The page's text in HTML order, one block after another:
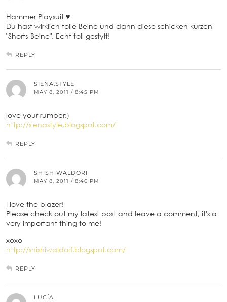
Hammer Playsuit ♥
Du hast wirklich tolle Beine und dann diese schicken kurzen
"Shorts-Beine". Echt toll gestylt!
REPLY
SIENA.STYLE
MAY 8, 2011 / 8:45 PM
love your rumper;)
http://sienastyle.blogspot.com/
REPLY
SHISHIWALDORF
MAY 8, 2011 / 8:46 PM
I love the blazer!
Please check out my latest post and leave a comment, it's a
very important thing to me!
xoxo
http://shishiwaldorf.blogspot.com/
REPLY
LUCÍA